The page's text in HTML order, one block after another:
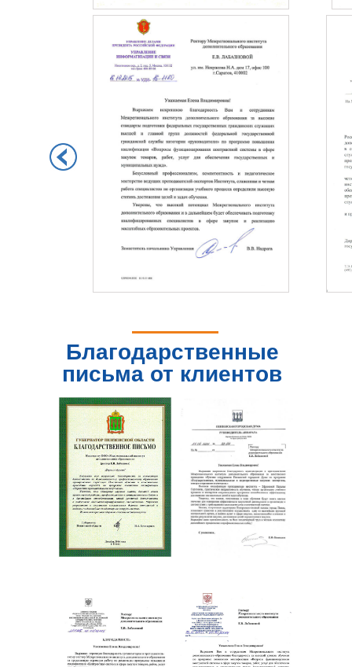
Благодарственные
письма от клиентов